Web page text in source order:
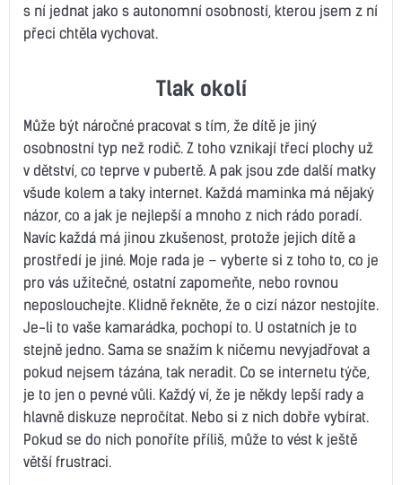
s ní jednat jako s autonomní osobností, kterou jsem z ní
přeci chtěla vychovat.
Tlak okolí
Může být náročné pracovat s tím, že dítě je jiný
osobnostní typ než rodič. Z toho vznikají třecí plochy už
v dětství, co teprve v pubertě. A pak jsou zde další matky
všude kolem a taky internet. Každá maminka má nějaký
názor, co a jak je nejlepší a mnoho z nich rádo poradí.
Navíc každá má jinou zkušenost, protože jejich dítě a
prostředí je jiné. Moje rada je – vyberte si z toho to, co je
pro vás užitečné, ostatní zapomeňte, nebo rovnou
neposlouchejte. Klidně řekněte, že o cizí názor nestojíte.
Je-li to vaše kamarádka, pochopí to. U ostatních je to
stejně jedno. Sama se snažím k ničemu nevyjadřovat a
pokud nejsem tázána, tak neradit. Co se internetu týče,
je to jen o pevné vůli. Každý ví, že je někdy lepší rady a
hlavně diskuze nepročítat. Nebo si z nich dobře vybírat.
Pokud se do nich ponoříte příliš, může to vést k ještě
větší frustraci.